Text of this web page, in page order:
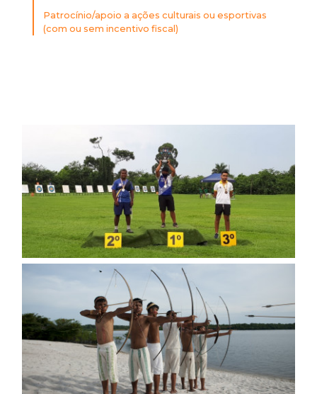
Patrocínio/apoio a ações culturais ou esportivas
(com ou sem incentivo fiscal)